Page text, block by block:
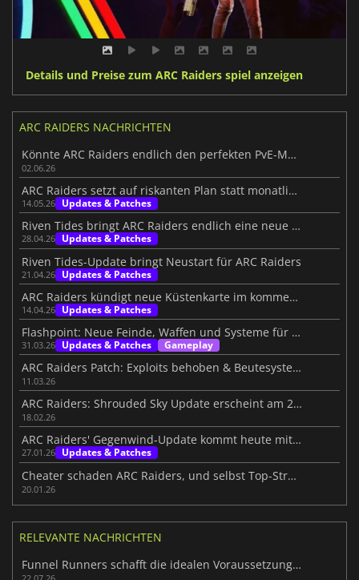
Details und Preise zum ARC Raiders spiel anzeigen
ARC RAIDERS NACHRICHTEN
Könnte ARC Raiders endlich den perfekten PvE-Modus liefern?
02.06.26
ARC Raiders setzt auf riskanten Plan statt monatlicher Updates
14.05.26 Updates & Patches
Riven Tides bringt ARC Raiders endlich eine neue Karte
28.04.26 Updates & Patches
Riven Tides-Update bringt Neustart für ARC Raiders
21.04.26 Updates & Patches
ARC Raiders kündigt neue Küstenkarte im kommenden Update an
14.04.26 Updates & Patches
Flashpoint: Neue Feinde, Waffen und Systeme für ARC Raiders
31.03.26 Updates & Patches Gameplay
ARC Raiders Patch: Exploits behoben & Beutesystem verbessert
11.03.26
ARC Raiders: Shrouded Sky Update erscheint am 24. Februar
18.02.26
ARC Raiders' Gegenwind-Update kommt heute mit herausfordernden Ergänzungen
27.01.26 Updates & Patches
Cheater schaden ARC Raiders, und selbst Top-Streamer haben die Nase voll
20.01.26
RELEVANTE NACHRICHTEN
Funnel Runners schafft die idealen Voraussetzungen für den Erfolg